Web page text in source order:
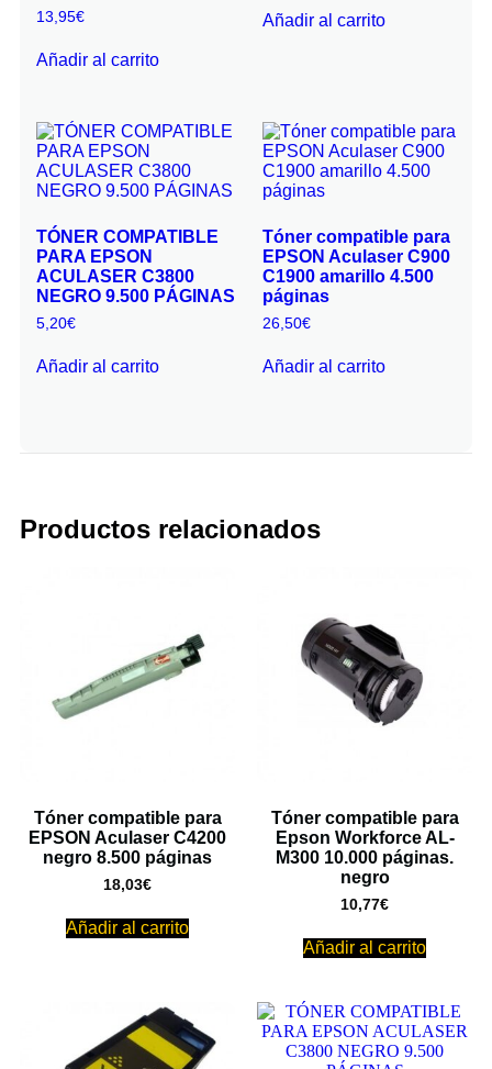
13,95€
Añadir al carrito
Añadir al carrito
TÓNER COMPATIBLE
PARA EPSON
ACULASER C3800
NEGRO 9.500 PÁGINAS
5,20€
Añadir al carrito
Tóner compatible para
EPSON Aculaser C900
C1900 amarillo 4.500
páginas
26,50€
Añadir al carrito
Productos relacionados
Tóner compatible para
EPSON Aculaser C4200
negro 8.500 páginas
18,03€
Añadir al carrito
Tóner compatible para
Epson Workforce AL-
M300 10.000 páginas.
negro
10,77€
Añadir al carrito